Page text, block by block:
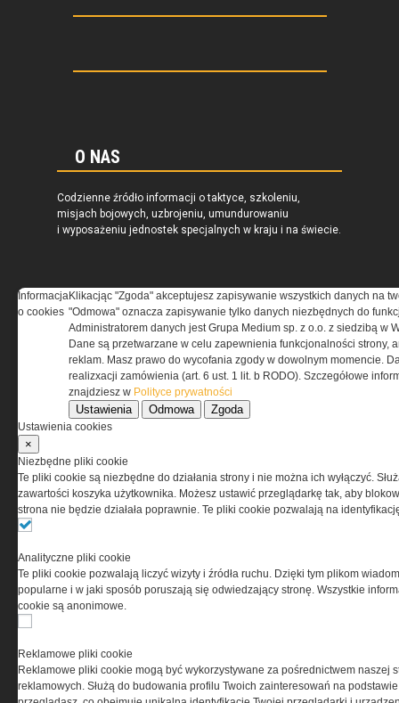
O NAS
Codzienne źródło informacji o taktyce, szkoleniu,
misjach bojowych, uzbrojeniu, umundurowaniu
i wyposażeniu jednostek specjalnych w kraju i na świecie.
REGULAMIN
Regulamin określa zasady korzystania z portalu
www.special-ops.pl
Korzystanie z portalu jest równoznaczne
przez Grupa MEDIUM Spółka z ograniczoną
odpowiedzialnością Spółka komandytowa, nr KRS:
0000537655, NIP 1132860378, REGON 146393437
(zwana dalej Grupa MEDIUM) w postaci Regulaminu.
Ta witryna wykorzystuje pliki cookies do przechowywania
informacji na Twoim komputerze. Pliki cookies stosujemy
Informacja
o cookies
Klikacjąc "Zgoda" akceptujesz zapisywanie wszystkich danych na
"Odmowa" oznacza zapisywanie tylko danych niezbędnych do
Administratorem danych jest Grupa Medium sp. z o.o. z siedzibą w
Dane są przetwarzane w celu zapewnienia funkcjonalności strony,
reklam. Masz prawo do wycofania zgody w dowolnym momencie.
realizxacji zamówienia (art. 6 ust. 1 lit. b RODO). Szczegółowe
znajdziesz w Polityce prywatności
Ustawienia Odmowa Zgoda
Ustawienia cookies
×
Niezbędne pliki cookie
Te pliki cookie są niezbędne do działania strony i nie można ich wyłączyć.
zawartości koszyka użytkownika. Możesz ustawić przeglądarkę tak, aby
strona nie będzie działała poprawnie. Te pliki cookie pozwalają na
Analityczne pliki cookie
Te pliki cookie pozwalają liczyć wizyty i źródła ruchu. Dzięki tym plikom
popularne i w jaki sposób poruszają się odwiedzający stronę. Wszystkie
cookie są anonimowe.
Reklamowe pliki cookie
Reklamowe pliki cookie mogą być wykorzystywane za pośrednictwem naszej
reklamowych. Służą do budowania profilu Twoich zainteresowań na